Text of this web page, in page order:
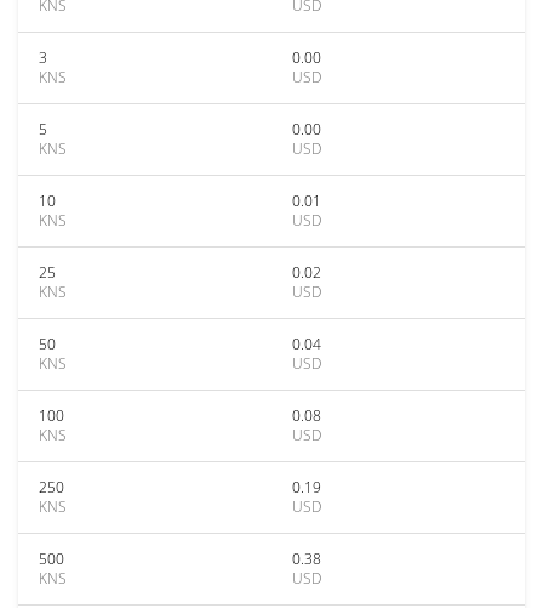
KNS
USD
3
KNS
0.00
USD
5
KNS
0.00
USD
10
KNS
0.01
USD
25
KNS
0.02
USD
50
KNS
0.04
USD
100
KNS
0.08
USD
250
KNS
0.19
USD
500
KNS
0.38
USD